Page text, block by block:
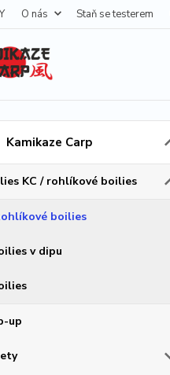
O nás Staň se testerem
Kamikaze Carp
KC / rohlíkové boilies
boilies
v dipu
up